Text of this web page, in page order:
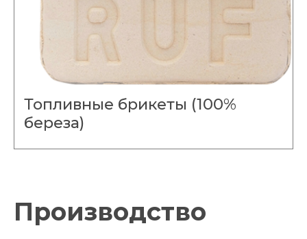
Топливные брикеты (100%
береза)
Производство